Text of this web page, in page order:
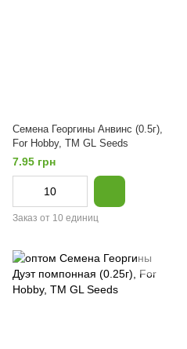
Семена Георгины Анвинс (0.5г),
For Hobby, TM GL Seeds
7.95 грн
Заказ от 10 единиц